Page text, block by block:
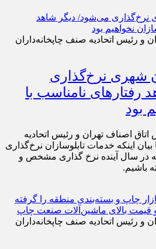
و رئیس اتحادیه صنف چاپخانه‌داران
شهری نرخ‌گذاری
نامناسب با
بود
اتاق اصناف تهران و رئیس اتحادیه
اینکه خدمات تابلوسازان نرخ‌گذاری
در سال آینده نرخ گذاری مشخص و
باشیم.
و رئیس اتحادیه صنف چاپخانه‌داران